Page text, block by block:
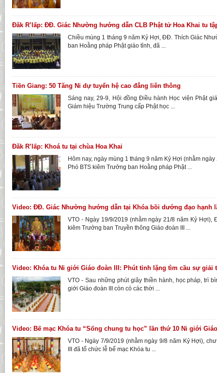
Đăk R’lấp: ĐĐ. Giác Nhường hướng dẫn CLB Phật tử Hoa Khai tu
Chiều mùng 1 tháng 9 năm Kỷ Hợi, ĐĐ. Thích Giác
ban Hoằng pháp Phật giáo tỉnh, đã ...
Tiền Giang: 50 Tăng Ni dự tuyển hệ cao đẳng liên thông
Sáng nay, 29-9, Hội đồng Điều hành Học viện Phật
Giám hiệu Trường Trung cấp Phật học ...
Đăk R’lấp: Khoá tu tại chùa Hoa Khai
Hôm nay, ngày mùng 1 tháng 9 năm Kỷ Hợi (nhằm
Phó BTS kiêm Trưởng ban Hoằng pháp Phật ...
Video: ĐĐ. Giác Nhường hướng dẫn tại Khóa bồi dướng đạo hạnh
VTO - Ngày 19/9/2019 (nhằm ngày 21/8 năm Kỷ
kiêm Trưởng ban Truyền thông Giáo đoàn III ...
Video: Khóa tu Ni giới Giáo đoàn III: Phút tỉnh lặng tìm cầu sự giải
VTO - Sau những phút giây thiền hành, học pháp, trì
giới Giáo đoàn III còn có các thời ...
Video: Bế mạc Khóa tu “Sống chung tu học” lần thứ 10 Ni giới
VTO - Ngày 7/9/2019 (nhằm ngày 9/8 năm Kỷ Hợi),
III đã tổ chức lễ bế mạc Khóa tu ...